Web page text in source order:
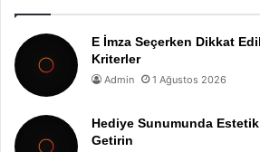
E İmza Seçerken Dikkat
Kriterler
Admin 1 Ağustos 2026
Hediye Sunumunda
Getirin